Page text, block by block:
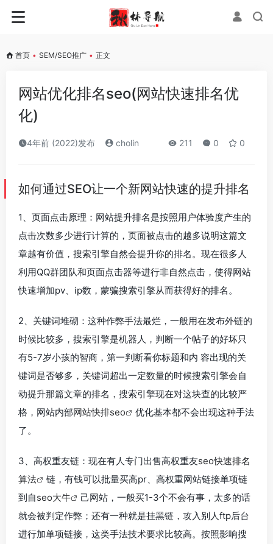
首页 • SEM/SEO推广 • 正文
网站优化排名seo(网站快速排名优
化)
4年前 (2022)发布 cholin 211 0 0
如何通过SEO让一个新网站快速的提升排名
1、页面点击原理：网站提升排名是按照用户体验度产生的
点击次数多少进行计算的，页面被点击的越多说明这篇文
章越有价值，搜索引擎自然会提升你的排名。现在很多人
利用QQ群团队和页面点击器等进行非自然点击，使得网站
快速增加pv、ip数，蒙骗搜索引擎从而获得好的排名。
2、关键词堆砌：这种作弊手法最烂，一般用在发布外链的
时候比较多，搜索引擎是机器人，判断一个帖子的好坏只
有5-7岁小孩的智商，第一判断看你标题和内 容出现的关
键词是否够多，关键词超出一定数量的时候搜索引擎会自
动提升那篇文章的排名，搜索引擎现在对这块查的比较严
格，网站内部网站快排seo
优化基本都不会出现这种手法
了。
3、高权重友链：现在有人专门出售高权重友seo快速排名
算法
链，有钱可以批量买高pr、高权重网站链接单项链
到自seo大牛
己网站，一般买1-3个不会有事，太多的话
就会被判定作弊；还有一种就是挂黑链，攻入别人ftp后台
进行加单项链接，这类手法技术要求比较高。按照影响搜